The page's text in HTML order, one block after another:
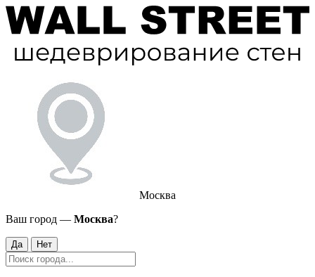
Москва
Ваш город — Москва?
Да Нет